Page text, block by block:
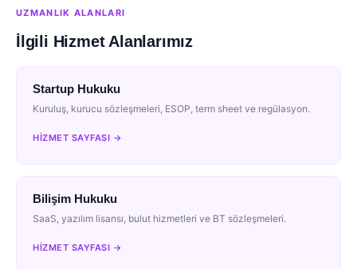
UZMANLIK ALANLARI
İlgili Hizmet Alanlarımız
Startup Hukuku
Kuruluş, kurucu sözleşmeleri, ESOP, term sheet ve regülasyon.
HIZMET SAYFASI →
Bilişim Hukuku
SaaS, yazılım lisansı, bulut hizmetleri ve BT sözleşmeleri.
HIZMET SAYFASI →